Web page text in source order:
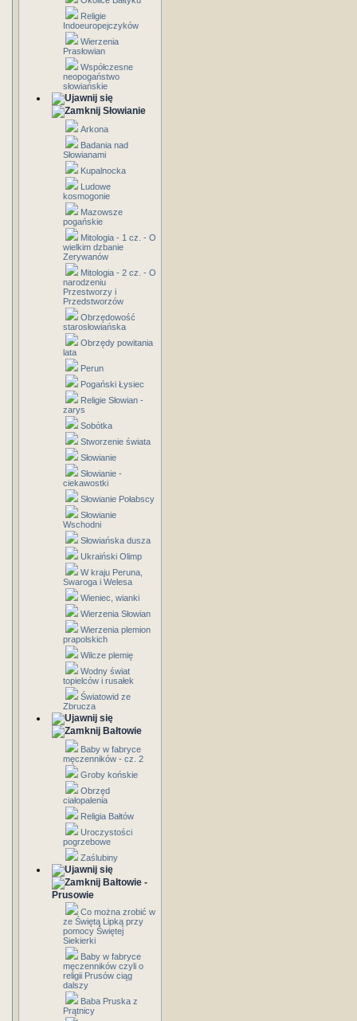
Religie
Indoeuropejczyków
Wierzenia
Prasłowian
Współczesne
neopogaństwo
słowiańskie
Słowianie
Arkona
Badania nad
Słowianami
Kupalnocka
Ludowe
kosmogonie
Mazowsze
pogańskie
Mitologia - 1 cz. - O
wielkim dzbanie
Zerywanów
Mitologia - 2 cz. - O
narodzeniu
Przestworzy i
Przedstworzów
Obrzędowość
starosłowiańska
Obrzędy powitania
lata
Perun
Pogański Łysiec
Religie Słowian -
zarys
Sobótka
Stworzenie świata
Słowianie
Słowianie -
ciekawostki
Słowianie Połabscy
Słowianie
Wschodni
Słowiańska dusza
Ukraiński Olimp
W kraju Peruna,
Swaroga i Welesa
Wieniec, wianki
Wierzenia Słowian
Wierzenia plemion
prapolskich
Wilcze plemię
Wodny świat
topielców i rusałek
Światowid ze
Zbrucza
Bałtowie
Baby w fabryce
męczenników - cz. 2
Groby końskie
Obrzęd
ciałopalenia
Religia Bałtów
Uroczystości
pogrzebowe
Zaślubiny
Bałtowie -
Prusowie
Co można zrobić w
ze Świętą Lipką przy
pomocy Świętej
Siekierki
Baby w fabryce
męczenników czyli o
religii Prusów ciąg
dalszy
Baba Pruska z
Prątnicy